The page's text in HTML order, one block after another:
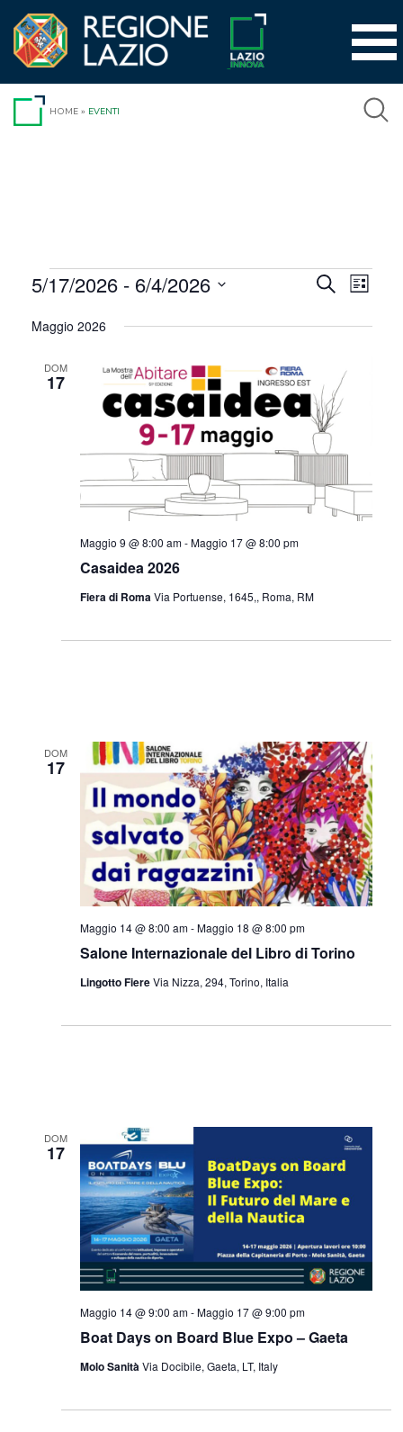
contenuto
HOME » EVENTI
Eventi
Eventi
Ricerca
viste
Cerca Lista
5/17/2026 - 6/4/2026
la
Maggio 2026
DOM
17
Casaidea 2026
Maggio 9 @ 8:00 am-Maggio 17 @ 8:00 pm
Fiera di RomaVia Portuense, 1645,, Roma, RM
DOM
17
Salone Internazionale del Libro di Torino
Maggio 14 @ 8:00 am-Maggio 18 @ 8:00 pm
Lingotto FiereVia Nizza, 294, Torino, Italia
DOM
17
Boat Days on Board Blue Expo – Gaeta
Maggio 14 @ 9:00 am-Maggio 17 @ 9:00 pm
Molo SanitàVia Docibile, Gaeta, LT, Italy